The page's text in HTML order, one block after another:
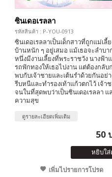
ซินเดอเรลลา
รหัสสินค้า : P-YOU-0913
ซินเดอเรลลาเป็นเด็กสาวที่ถูกแม่เ
บ้านหนัก ๆ อยู่เสมอ แม้เธอจะลำบ
หนึ่งมีงานเลี้ยงที่พระราชวัง นางฟ้
รถฟักทองให้เธอไปงาน แต่ต้องกลั
พบกับเจ้าชายและเต้นรำด้วยกันอย่
รีบหนีและทำรองเท้าแก้วตกไว้ เจ้า
จนในที่สุดพบว่าเป็นซินเดอเรลลา
ความสุข
ดูรายละเอียดเพิ่มเติม
50
หยิบใส่
เพิ่มไปรายการโปรด